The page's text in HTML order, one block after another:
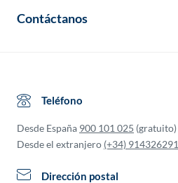
Contáctanos
Teléfono
Desde España 900 101 025 (gratuito)
Desde el extranjero (+34) 914326291
Dirección postal